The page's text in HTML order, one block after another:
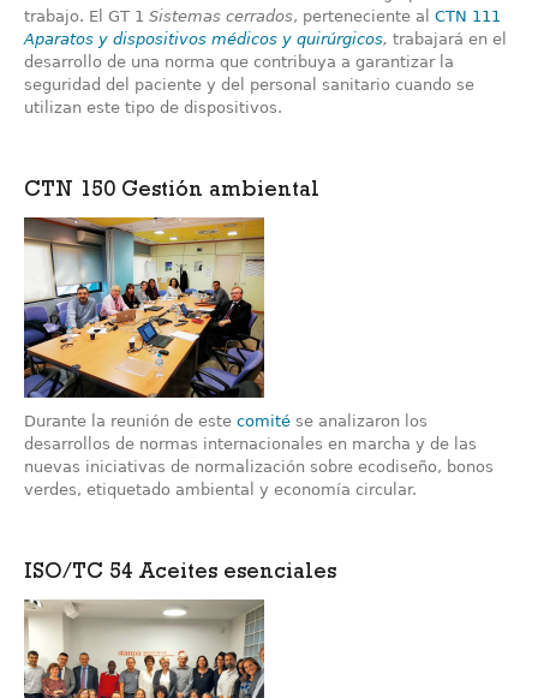
trabajo. El GT 1 Sistemas cerrados, perteneciente al CTN 111
Aparatos y dispositivos médicos y quirúrgicos, trabajará en el
desarrollo de una norma que contribuya a garantizar la
seguridad del paciente y del personal sanitario cuando se
utilizan este tipo de dispositivos.
CTN 150 Gestión ambiental
Durante la reunión de este comité se analizaron los
desarrollos de normas internacionales en marcha y de las
nuevas iniciativas de normalización sobre ecodiseño, bonos
verdes, etiquetado ambiental y economía circular.
ISO/TC 54 Aceites esenciales